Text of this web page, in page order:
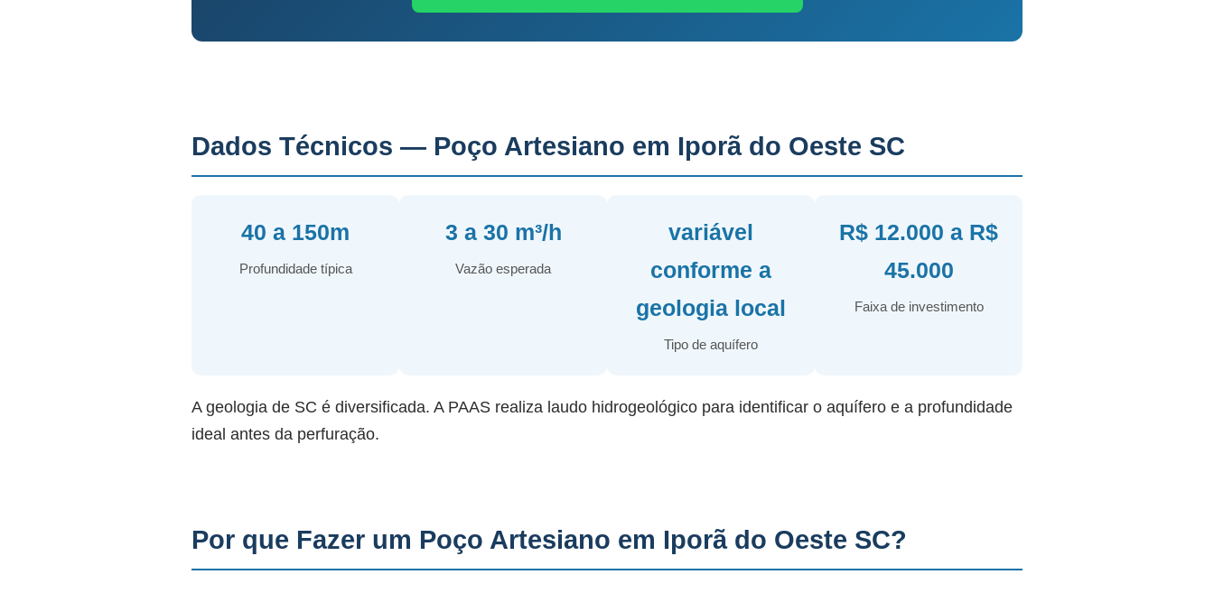
Dados Técnicos — Poço Artesiano em Iporã do Oeste SC
40 a 150m
Profundidade típica
3 a 30 m³/h
Vazão esperada
variável
conforme a
geologia local
Tipo de aquífero
R$ 12.000 a R$
45.000
Faixa de investimento
A geologia de SC é diversificada. A PAAS realiza laudo hidrogeológico para identificar o aquífero e a profundidade
ideal antes da perfuração.
Por que Fazer um Poço Artesiano em Iporã do Oeste SC?